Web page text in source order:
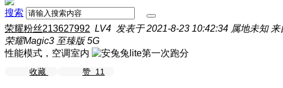
搜索
荣耀粉丝213627992 LV4 发表于 2021-8-23 10:42:34 属地未知 来
荣耀Magic3 至臻版 5G
性能模式，空调室内
收藏 赞 11